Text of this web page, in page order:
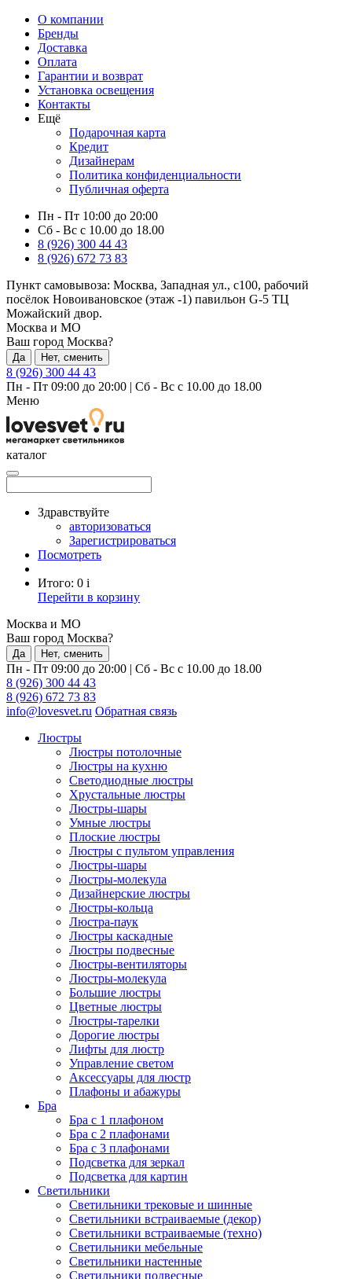
О компании
Бренды
Доставка
Оплата
Гарантии и возврат
Установка освещения
Контакты
Ещё
Подарочная карта
Кредит
Дизайнерам
Политика конфиденциальности
Публичная оферта
Пн - Пт 10:00 до 20:00
Сб - Вс с 10.00 до 18.00
8 (926) 300 44 43
8 (926) 672 73 83
Пункт самовывоза: Москва, Западная ул., с100, рабочий
посёлок Новоивановское (этаж -1) павильон G-5 ТЦ
Можайский двор.
Москва и МО
Ваш город Москва?
Да Нет, сменить
8 (926) 300 44 43
Пн - Пт 09:00 до 20:00 | Сб - Вс с 10.00 до 18.00
Меню
каталог
Здравствуйте
авторизоваться
Зарегистрироваться
Посмотреть
Итого: 0 i
Перейти в корзину
Москва и МО
Ваш город Москва?
Да Нет, сменить
Пн - Пт 09:00 до 20:00 | Сб - Вс с 10.00 до 18.00
8 (926) 300 44 43
8 (926) 672 73 83
info@lovesvet.ru Обратная связь
Люстры
Люстры потолочные
Люстры на кухню
Светодиодные люстры
Хрустальные люстры
Люстры-шары
Умные люстры
Плоские люстры
Люстры с пультом управления
Люстры-шары
Люстры-молекула
Дизайнерские люстры
Люстры-кольца
Люстра-паук
Люстры каскадные
Люстры подвесные
Люстры-вентиляторы
Люстры-молекула
Большие люстры
Цветные люстры
Люстры-тарелки
Дорогие люстры
Лифты для люстр
Управление светом
Аксессуары для люстр
Плафоны и абажуры
Бра
Бра с 1 плафоном
Бра с 2 плафонами
Бра с 3 плафонами
Подсветка для зеркал
Подсветка для картин
Светильники
Светильники трековые и шинные
Светильники встраиваемые (декор)
Светильники встраиваемые (техно)
Светильники мебельные
Светильники настенные
Светильники подвесные